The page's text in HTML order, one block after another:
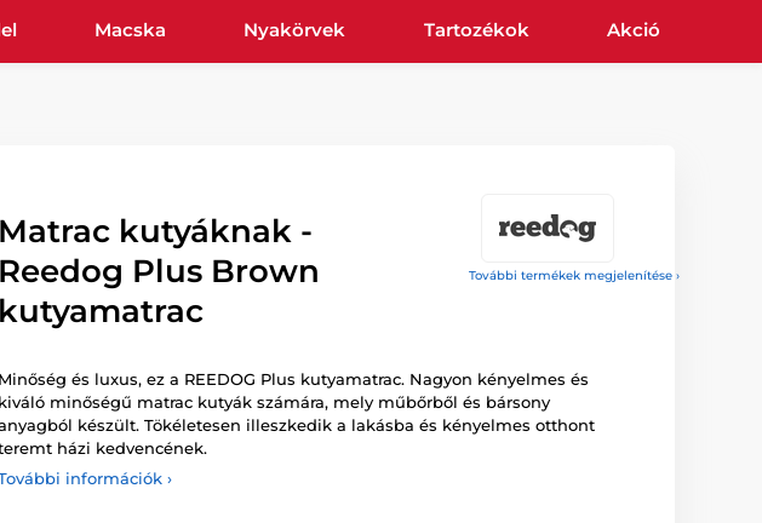
Macska Nyakörvek Tartozékok Akció
További termékek megjelenítése ›
Matrac kutyáknak -
Reedog Plus Brown
kutyamatrac
Minőség és luxus, ez a REEDOG Plus kutyamatrac. Nagyon kényelmes és
kiváló minőségű matrac kutyák számára, mely műbőrből és bársony
készült. Tökéletesen illeszkedik a lakásba és kényelmes otthont
házi kedvencének.
információk ›